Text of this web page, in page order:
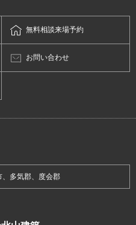
無料相談来場予約
お問い合わせ
多気郡、度会郡